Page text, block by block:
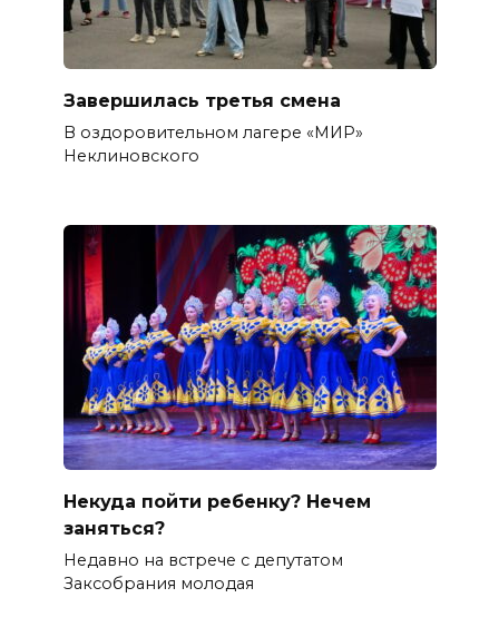
Завершилась третья смена
В оздоровительном лагере «МИР»
Неклиновского
Некуда пойти ребенку? Нечем
заняться?
Недавно на встрече с депутатом
Заксобрания молодая